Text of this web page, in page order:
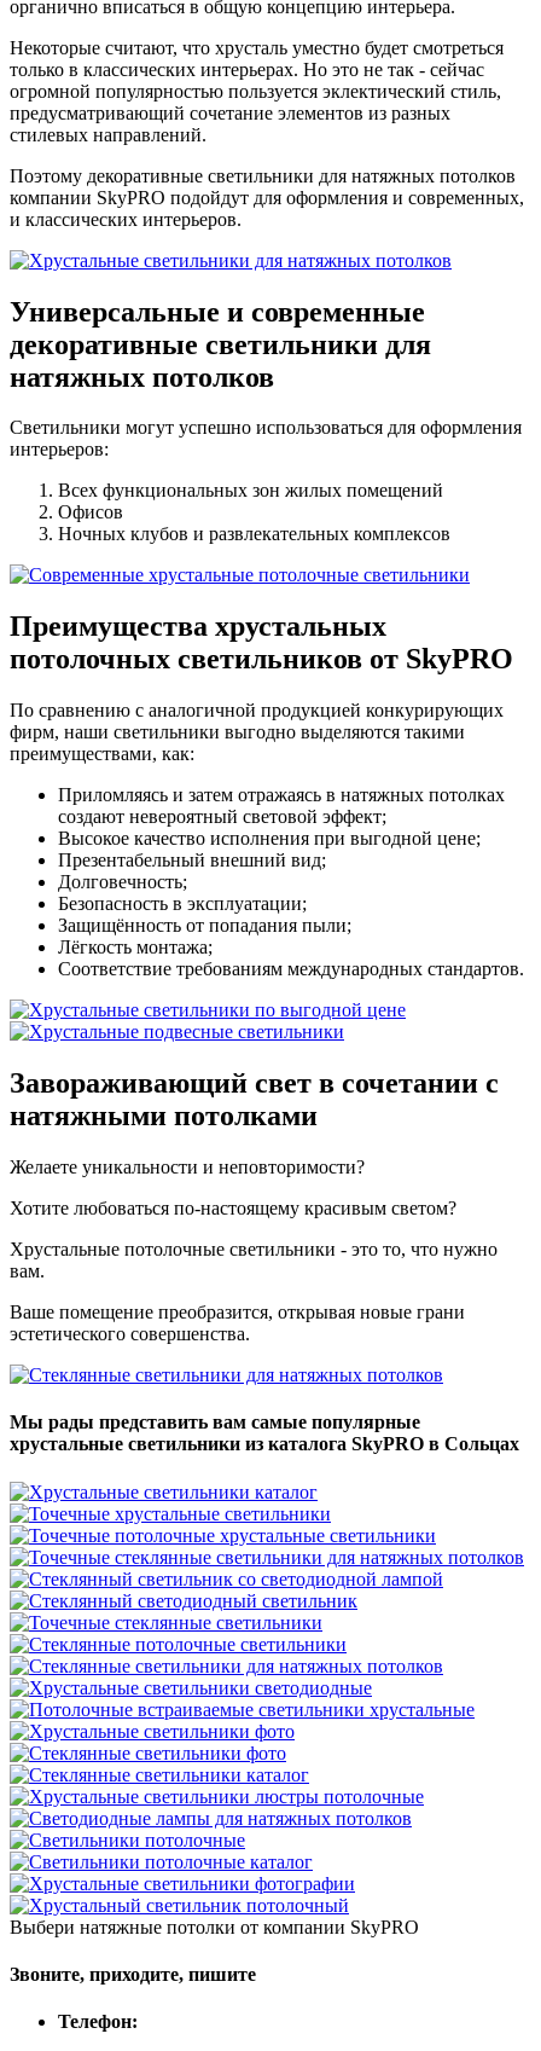
органично вписаться в общую концепцию интерьера.
Некоторые считают, что хрусталь уместно будет смотреться
только в классических интерьерах. Но это не так - сейчас
огромной популярностью пользуется эклектический стиль,
предусматривающий сочетание элементов из разных
стилевых направлений.
Поэтому декоративные светильники для натяжных потолков
компании SkyPRO подойдут для оформления и современных,
и классических интерьеров.
Универсальные и современные
декоративные светильники для
натяжных потолков
Светильники могут успешно использоваться для оформления
интерьеров:
Всех функциональных зон жилых помещений
Офисов
Ночных клубов и развлекательных комплексов
Преимущества хрустальных
потолочных светильников от SkyPRO
По сравнению с аналогичной продукцией конкурирующих
фирм, наши светильники выгодно выделяются такими
преимуществами, как:
Приломляясь и затем отражаясь в натяжных потолках
создают невероятный световой эффект;
Высокое качество исполнения при выгодной цене;
Презентабельный внешний вид;
Долговечность;
Безопасность в эксплуатации;
Защищённость от попадания пыли;
Лёгкость монтажа;
Соответствие требованиям международных стандартов.
Завораживающий свет в сочетании с
натяжными потолками
Желаете уникальности и неповторимости?
Хотите любоваться по-настоящему красивым светом?
Хрустальные потолочные светильники - это то, что нужно
вам.
Ваше помещение преобразится, открывая новые грани
эстетического совершенства.
Мы рады представить вам самые популярные
хрустальные светильники из каталога SkyPRO в Сольцах
Выбери натяжные потолки от компании SkyPRO
Звоните, приходите, пишите
Телефон: